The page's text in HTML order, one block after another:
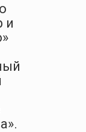
и